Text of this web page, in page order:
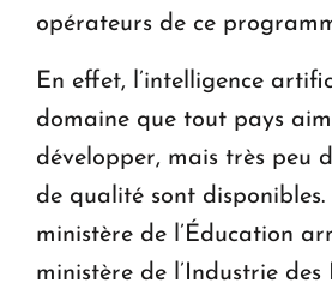
opérateurs de ce
En effet, l’intelligence
domaine que tout pays
développer, mais très peu
de qualité sont disponibles.
ministère de l’Éducation
ministère de l’Industrie des